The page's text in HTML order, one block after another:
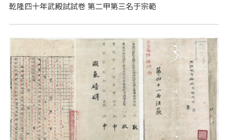
乾隆四十年武殿試試卷 第二甲第三名于宗範